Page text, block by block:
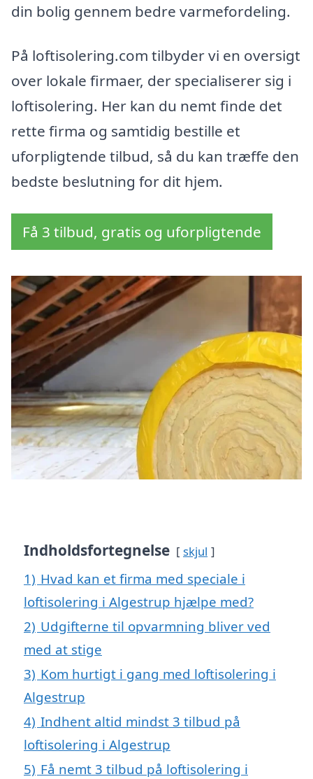
din bolig gennem bedre varmefordeling.
På loftisolering.com tilbyder vi en oversigt
over lokale firmaer, der specialiserer sig i
loftisolering. Her kan du nemt finde det
rette firma og samtidig bestille et
uforpligtende tilbud, så du kan træffe den
bedste beslutning for dit hjem.
Få 3 tilbud, gratis og uforpligtende
Indholdsfortegnelse skjul
1) Hvad kan et firma med speciale i
loftisolering i Algestrup hjælpe med?
2) Udgifterne til opvarmning bliver ved
med at stige
3) Kom hurtigt i gang med loftisolering i
Algestrup
4) Indhent altid mindst 3 tilbud på
loftisolering i Algestrup
5) Få nemt 3 tilbud på loftisolering i